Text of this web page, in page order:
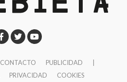
CONTACTO PUBLICIDAD
|
PRIVACIDAD COOKIES